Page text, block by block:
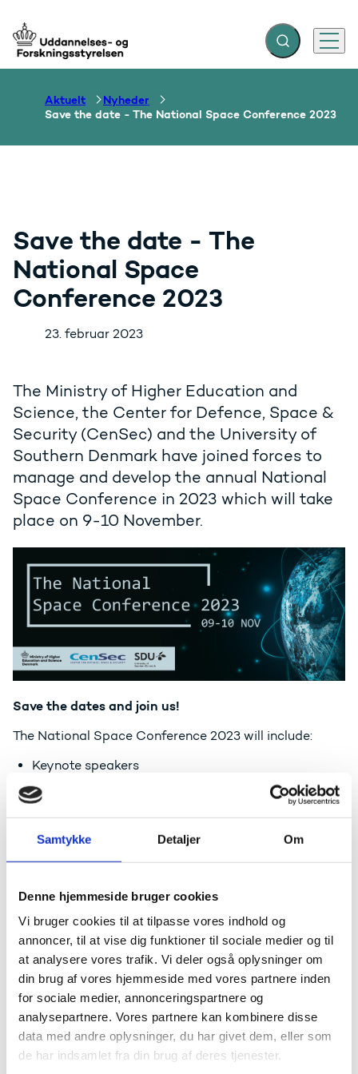
Samtykke Detaljer Om
Denne hjemmeside bruger cookies
Vi bruger cookies til at tilpasse vores indhold og
annoncer, til at vise dig funktioner til sociale medier og til
at analysere vores trafik. Vi deler også oplysninger om
din brug af vores hjemmeside med vores partnere inden
for sociale medier, annonceringspartnere og
analysepartnere. Vores partnere kan kombinere disse
data med andre oplysninger, du har givet dem, eller som
de har indsamlet fra din brug af deres tjenester.
Gå til forsiden Fold søgefelt ud
Menu
Aktuelt
Nyheder
Save the date - The National Space Conference 2023
Save the date - The
National Space
Conference 2023
23. februar 2023
The Ministry of Higher Education and
Science, the Center for Defence, Space &
Security (CenSec) and the University of
Southern Denmark have joined forces to
manage and develop the annual National
Space Conference in 2023 which will take
place on 9-10 November.
Save the dates and join us!
The National Space Conference 2023 will include:
Keynote speakers
Talks and discussions on:
Space safety and security
Matchmaking, networking and awards
Evening dinner
And more!
The National Space Conference 2023 will take place
at the University of Southern Denmark in Odense.
Stay tuned for updates as the exciting conference
program is under development.
Participation is open for space related companies,
public authorities, students, scientists, organizations